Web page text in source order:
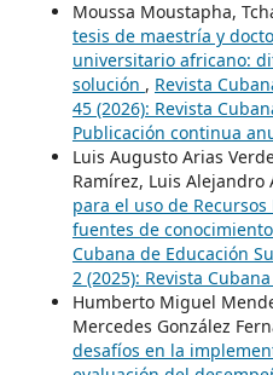
Moussa Moustapha,
tesis de maestría y
universitario africano:
solución , Revista
45 (2026): Revista
Publicación continua
Luis Augusto Arias
Ramírez, Luis Alejandro
para el uso de
fuentes de
Cubana de Educación
2 (2025): Revista
Humberto Miguel
Mercedes González
desafíos en la